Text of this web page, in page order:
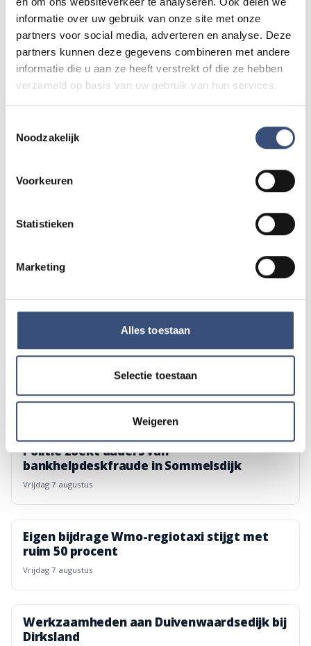
informatie over uw gebruik van onze site met onze
partners voor social media, adverteren en analyse. Deze
partners kunnen deze gegevens combineren met andere
informatie die u aan ze heeft verstrekt of die ze hebben
verzameld op basis van uw gebruik van hun services.
Noodzakelijk
Voorkeuren
Statistieken
Marketing
Alles toestaan
Selectie toestaan
Weigeren
Lees ook
CULTUUR
Vier generaties exposeren met christelijke
zaterdag 8 augustus
Wielrenner overleden na onwelwording bij
vrijdag 7 augustus
Beach CleanUp Tour strijkt neer in Kwade
vrijdag 7 augustus
Eric 60.000 liter per uur over zijn akker
vrijdag 7 augustus
Politie zoekt daders van
bankhelpdeskfraude in Sommelsdijk
vrijdag 7 augustus
Eigen bijdrage Wmo-regiotaxi stijgt met
ruim 50 procent
vrijdag 7 augustus
Werkzaamheden aan Duivenwaardsedijk bij
Dirksland